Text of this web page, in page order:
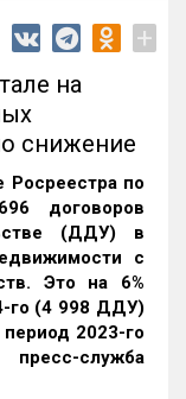
+
на
снижение
Росреестра по
договоров
(ДДУ) в
с
Это на 6%
го (4 998 ДДУ)
2023-го
пресс-служба